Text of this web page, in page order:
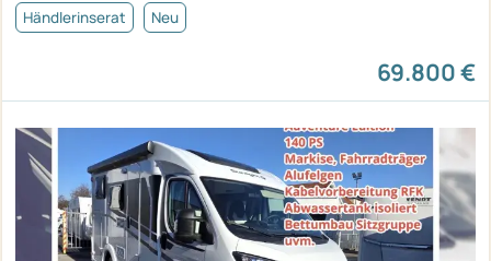
Händlerinserat Neu
69.800 €